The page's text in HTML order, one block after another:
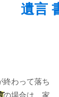
遺言
終わって落ち
の場合は、家